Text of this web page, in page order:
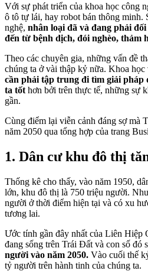
Với sự phát triển của khoa học công
ô tô tự lái, hay robot bán thông minh.
nghệ, nhân loại đã và đang phải
đến từ bệnh dịch, đói nghèo, thảm
Theo các chuyên gia, những vấn đề
chúng ta ở vài thập kỷ nữa. Khoa
cần phải tập trung đi tìm giải pháp
ta tốt hơn bởi trên thực tế, những sự
gần.
Cùng điểm lại viễn cảnh đáng sợ mà
năm 2050 qua tổng hợp của trang
1. Dân cư khu đô thị
Thống kê cho thấy, vào năm 1950,
lớn, khu đô thị là 750 triệu người.
người ở thời điểm hiện tại và có xu
tương lai.
Ước tính gần đây nhất của Liên Hiệp
đang sống trên Trái Đất và con số đó
người vào năm 2050. Vào cuối thế
tỷ người trên hành tinh của chúng ta.